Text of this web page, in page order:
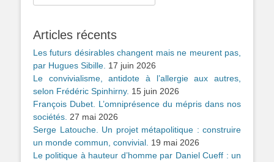
Articles récents
Les futurs désirables changent mais ne meurent pas,
par Hugues Sibille. 17 juin 2026
Le convivialisme, antidote à l’allergie aux autres,
selon Frédéric Spinhirny. 15 juin 2026
François Dubet. L’omniprésence du mépris dans nos
sociétés. 27 mai 2026
Serge Latouche. Un projet métapolitique : construire
un monde commun, convivial. 19 mai 2026
Le politique à hauteur d’homme par Daniel Cueff : un